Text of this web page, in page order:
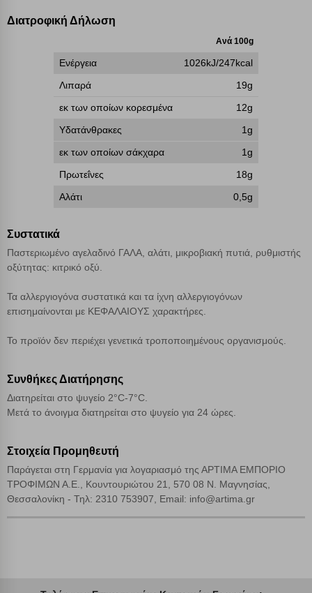
Διατροφική Δήλωση
Ανά 100g
Ενέργεια
1026kJ/247kcal
Λιπαρά
19g
εκ των οποίων κορεσμένα
12g
Υδατάνθρακες
1g
εκ των οποίων σάκχαρα
1g
Πρωτεΐνες
18g
Αλάτι
0,5g
Συστατικά
Παστεριωμένο αγελαδινό ΓΑΛΑ, αλάτι, μικροβιακή πυτιά, ρυθμιστής
οξύτητας: κιτρικό οξύ.
Τα αλλεργιογόνα συστατικά και τα ίχνη αλλεργιογόνων
επισημαίνονται με ΚΕΦΑΛΑΙΟΥΣ χαρακτήρες.
Το προϊόν δεν περιέχει γενετικά τροποποιημένους οργανισμούς.
Συνθήκες Διατήρησης
Διατηρείται στο ψυγείο 2°C-7°C.
Μετά το άνοιγμα διατηρείται στο ψυγείο για 24 ώρες.
Στοιχεία Προμηθευτή
Παράγεται στη Γερμανία για λογαριασμό της ΑΡΤΙΜΑ ΕΜΠΟΡΙΟ
ΤΡΟΦΙΜΩΝ Α.Ε., Κουντουριώτου 21, 570 08 Ν. Μαγνησίας,
Θεσσαλονίκη - Τηλ: 2310 753907, Email: info@artima.gr
γνωρίζετε ότι αποκλεισμός ορισμένων κατηγοριών αρχείων cookies,
μπορεί να επηρεάσει την εμπειρία της περιήγησής σας ή/και της
Απολύτως απαραίτητα cookies Πάντα Ενεργό
Αποδοχή όλων